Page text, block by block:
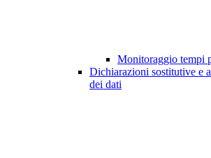
Monitoraggio tempi
Dichiarazioni sostitutive e
dei dati